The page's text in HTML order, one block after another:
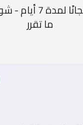
جرب الخدمة
ما تقرر